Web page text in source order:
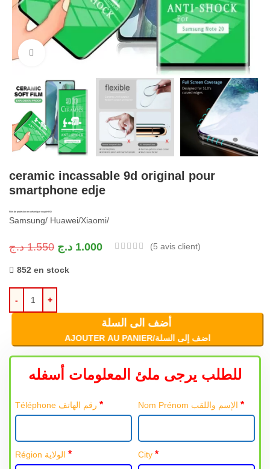
Cliquez pour agrandir
ceramic incassable 9d original pour
smartphone edje
Film de protection en céramique souple HD
Samsung/ Huawei/Xiaomi/
1.550 د.ج 1.000 د.ج (5 avis client)
852 en stock
أضف الى السلة
AJOUTER AU PANIER/اضف إلى السلة
للطلب يرجى ملئ المعلومات أسفله
Téléphone رقم الهاتف* *
Région الولاية* City *